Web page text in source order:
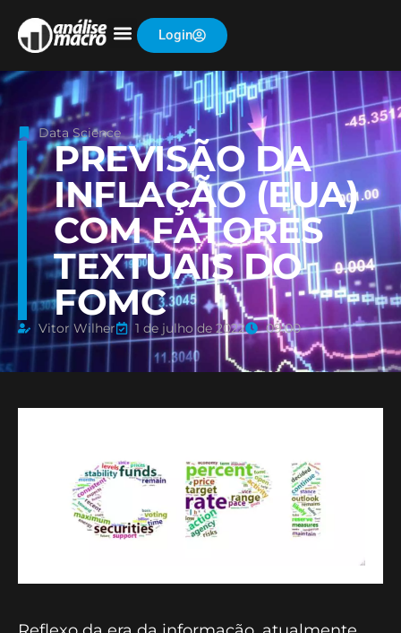
Login
Data Science
PREVISÃO DA
INFLAÇÃO (EUA)
COM FATORES
TEXTUAIS DO
FOMC
Vitor Wilher 1 de julho de 2022 09:00